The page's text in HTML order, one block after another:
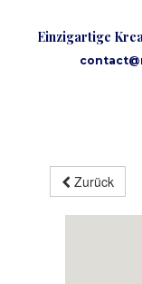
Einzigartige
Zurück